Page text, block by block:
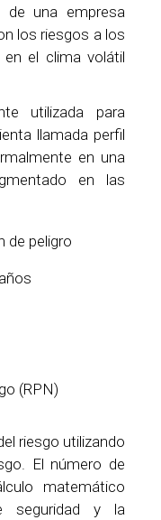
de una empresa
los riesgos a los
el clima volátil
utilizada para
llamada perfil
en una
en las
de peligro
(RPN)
riesgo utilizando
El número de
matemático
seguridad y la